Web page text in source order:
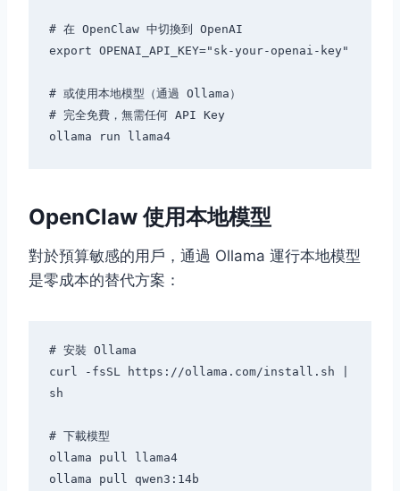
# 在 OpenClaw 中切換到 OpenAI
export OPENAI_API_KEY="sk-your-openai-key"
# 或使用本地模型（通過 Ollama）
# 完全免費，無需任何 API Key
ollama run llama4
OpenClaw 使用本地模型
對於預算敏感的用戶，通過 Ollama 運行本地模型
是零成本的替代方案：
# 安裝 Ollama
curl -fsSL https://ollama.com/install.sh |
sh
# 下載模型
ollama pull llama4
ollama pull qwen3:14b